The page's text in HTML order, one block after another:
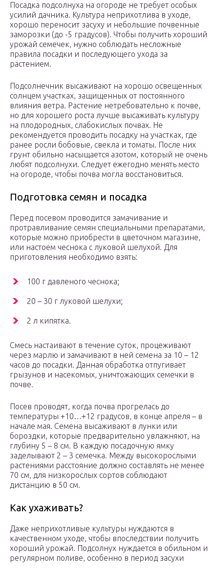
Посадка подсолнуха на огороде не требует особых
усилий дачника. Культура неприхотлива в уходе,
хорошо переносит засуху и небольшие почвенные
заморозки (до -5 градусов). Чтобы получить хороший
урожай семечек, нужно соблюдать несложные
правила посадки и последующего ухода за
растением.
Подсолнечник высаживают на хорошо освещенных
солнцем участках, защищенных от постоянного
влияния ветра. Растение нетребовательно к почве,
но для хорошего роста лучше высаживать культуру
на плодородных, слабокислых почвах. Не
рекомендуется проводить посадку на участках, где
ранее росли бобовые, свекла и томаты. После них
грунт обильно насыщается азотом, который не очень
любят подсолнухи. Следует ежегодно менять место
на огороде, чтобы почва могла восстановиться.
Подготовка семян и посадка
Перед посевом проводится замачивание и
протравливание семян специальными препаратами,
которые можно приобрести в цветочном магазине,
или настоем чеснока с луковой шелухой. Для
приготовления необходимо взять:
100 г давленого чеснока;
20 – 30 г луковой шелухи;
2 л кипятка.
Смесь настаивают в течение суток, процеживают
через марлю и замачивают в ней семена за 10 – 12
часов до посадки. Данная обработка отпугивает
грызунов и насекомых, уничтожающих семечки в
почве.
Посев проводят, когда почва прогрелась до
температуры +10…+12 градусов, в конце апреля – в
начале мая. Семена высаживают в лунки или
бороздки, которые предварительно увлажняют, на
глубину 5 – 8 см. В каждую посадочную ямку
заделывают 2 – 3 семечка. Между высокорослыми
растениями расстояние должно составлять не менее
70 см, для низкорослых сортов соблюдают
дистанцию в 50 см.
Как ухаживать?
Даже неприхотливые культуры нуждаются в
качественном уходе, чтобы впоследствии получить
хороший урожай. Подсолнух нуждается в обильном и
регулярном поливе, особенно в период засухи